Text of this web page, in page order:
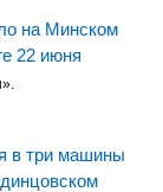
на Минском
22 июня
в три машины